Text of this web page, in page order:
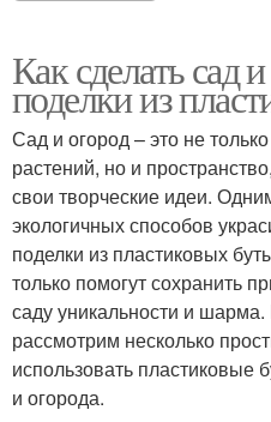
Как сделать сад
поделки из
Сад и огород – это не
растений, но и
свои творческие идеи.
экологичных способов
поделки из пластиковых
только помогут сохранить
саду уникальности и
рассмотрим несколько
использовать пластиковые
и огорода.